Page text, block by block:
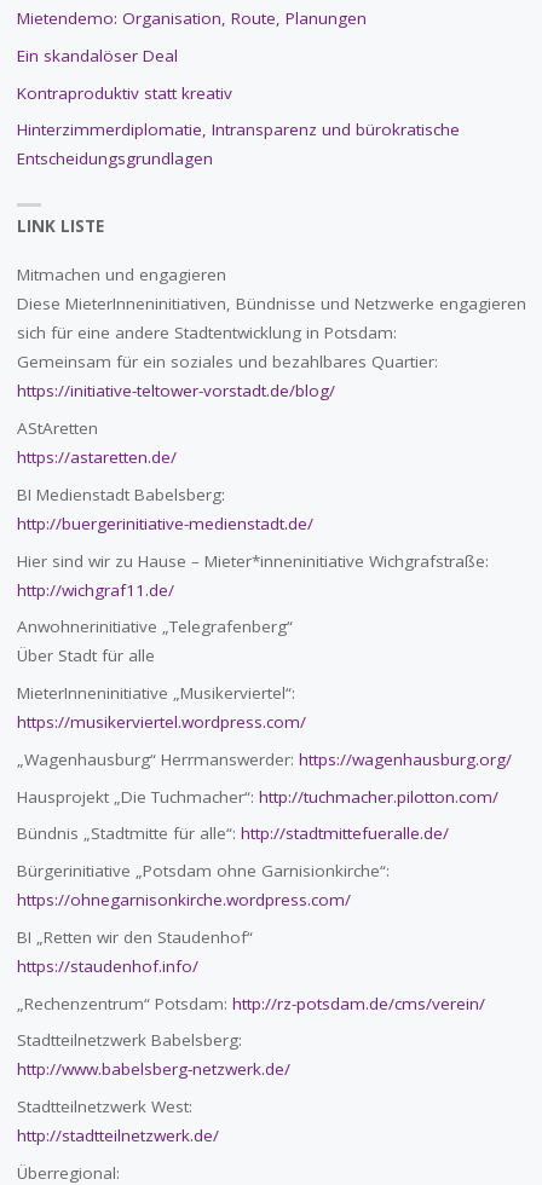
Mietendemo: Organisation, Route, Planungen
Ein skandalöser Deal
Kontraproduktiv statt kreativ
Hinterzimmerdiplomatie, Intransparenz und bürokratische
Entscheidungsgrundlagen
LINK LISTE
Mitmachen und engagieren
Diese MieterInneninitiativen, Bündnisse und Netzwerke engagieren
sich für eine andere Stadtentwicklung in Potsdam:
Gemeinsam für ein soziales und bezahlbares Quartier:
https://initiative-teltower-vorstadt.de/blog/
AStAretten
https://astaretten.de/
BI Medienstadt Babelsberg:
http://buergerinitiative-medienstadt.de/
Hier sind wir zu Hause – Mieter*inneninitiative Wichgrafstraße:
http://wichgraf11.de/
Anwohnerinitiative „Telegrafenberg“
Über Stadt für alle
MieterInneninitiative „Musikerviertel“:
https://musikerviertel.wordpress.com/
„Wagenhausburg“ Herrmanswerder: https://wagenhausburg.org/
Hausprojekt „Die Tuchmacher“: http://tuchmacher.pilotton.com/
Bündnis „Stadtmitte für alle“: http://stadtmittefueralle.de/
Bürgerinitiative „Potsdam ohne Garnisionkirche“:
https://ohnegarnisonkirche.wordpress.com/
BI „Retten wir den Staudenhof“
https://staudenhof.info/
„Rechenzentrum“ Potsdam: http://rz-potsdam.de/cms/verein/
Stadtteilnetzwerk Babelsberg:
http://www.babelsberg-netzwerk.de/
Stadtteilnetzwerk West:
http://stadtteilnetzwerk.de/
Überregional: